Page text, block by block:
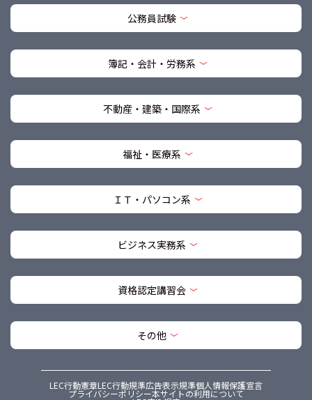
公務員試験
簿記・会計・労務系
不動産・建築・国際系
福祉・医療系
ＩＴ・パソコン系
ビジネス実務系
資格認定講習会
その他
LEC行動憲章LEC行動規準広告表示規準個人情報保護宣言
プライバシーポリシー本サイトの利用について